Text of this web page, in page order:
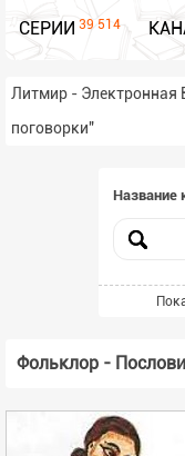
СЕРИИ 39 514
Литмир - Электронная
поговорки"
Название
Всего
Выбрать
Фольклор -